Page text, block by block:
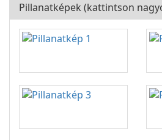
Pillanatképek (kattintson